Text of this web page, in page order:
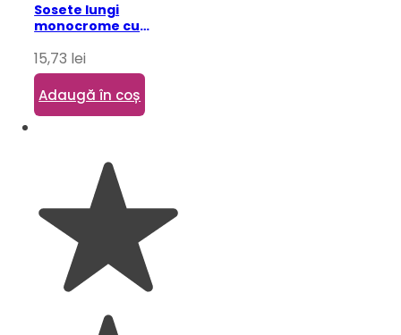
Sosete lungi
monocrome cu
alb 13 ani
15,73 lei
Adaugă în coș